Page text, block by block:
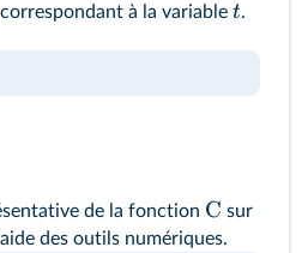
à la variable t.
de la fonction C sur
des outils numériques.